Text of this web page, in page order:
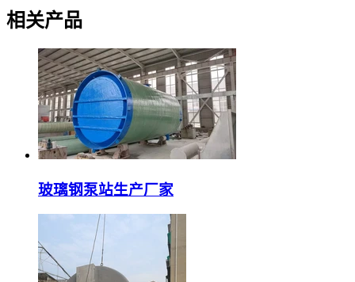
相关产品
玻璃钢泵站生产厂家